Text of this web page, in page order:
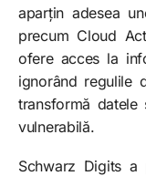
aparțin adesea
precum Cloud
ofere acces la
ignorând regulile
transformă datele
vulnerabilă.
Schwarz Digits